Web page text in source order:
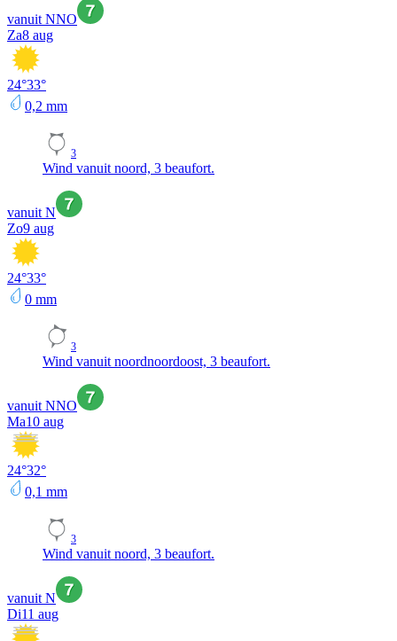
vanuit NNO
Za8 aug
24°33°
0,2 mm
3
Wind vanuit noord, 3 beaufort.
vanuit N
Zo9 aug
24°33°
0 mm
3
Wind vanuit noordnoordoost, 3 beaufort.
vanuit NNO
Ma10 aug
24°32°
0,1 mm
3
Wind vanuit noord, 3 beaufort.
vanuit N
Di11 aug